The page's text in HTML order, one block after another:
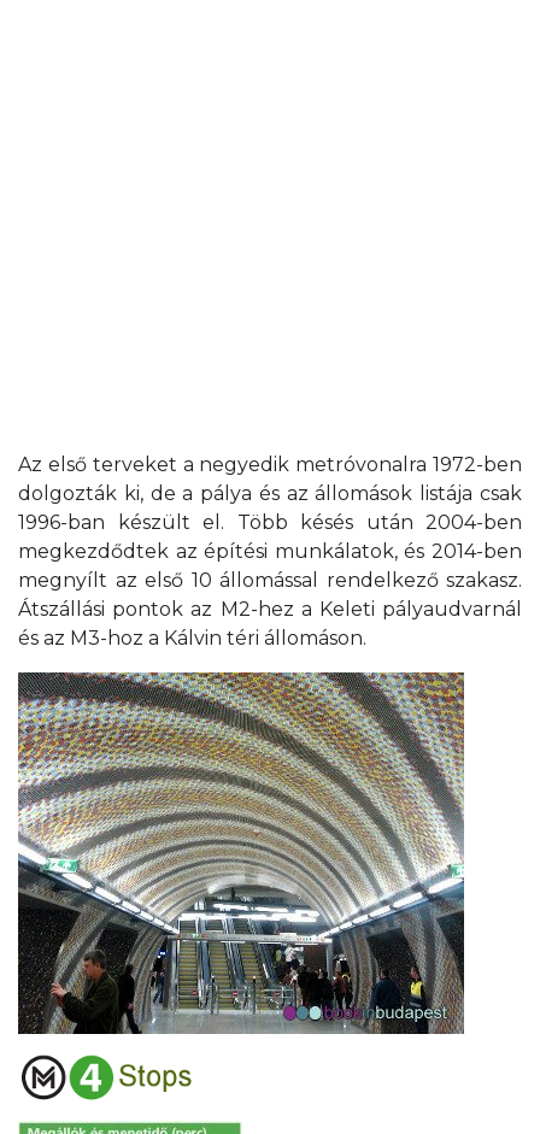
Az első terveket a negyedik metróvonalra 1972-ben
dolgozták ki, de a pálya és az állomások listája csak
1996-ban készült el. Több késés után 2004-ben
megkezdődtek az építési munkálatok, és 2014-ben
megnyílt az első 10 állomással rendelkező szakasz.
Átszállási pontok az M2-hez a Keleti pályaudvarnál
és az M3-hoz a Kálvin téri állomáson.